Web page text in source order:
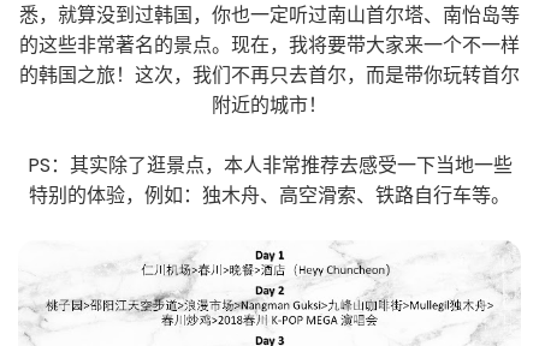
悉，就算没到过韩国，你也一定听过南山首尔塔、南怡岛等
的这些非常著名的景点。现在，我将要带大家来一个不一样
的韩国之旅！这次，我们不再只去首尔，而是带你玩转首尔
附近的城市！
PS：其实除了逛景点，本人非常推荐去感受一下当地一些
特别的体验，例如：独木舟、高空滑索、铁路自行车等。